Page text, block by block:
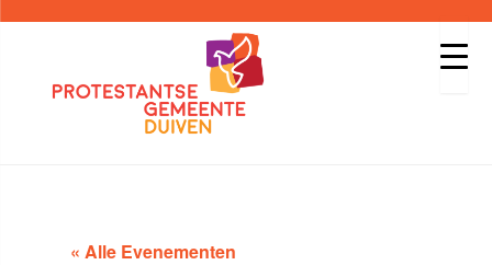
« Alle Evenementen